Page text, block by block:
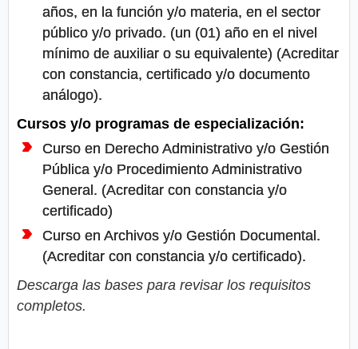
años, en la función y/o materia, en el sector
público y/o privado. (un (01) año en el nivel
mínimo de auxiliar o su equivalente) (Acreditar
con constancia, certificado y/o documento
análogo).
Cursos y/o programas de especialización:
Curso en Derecho Administrativo y/o Gestión
Pública y/o Procedimiento Administrativo
General. (Acreditar con constancia y/o
certificado)
Curso en Archivos y/o Gestión Documental.
(Acreditar con constancia y/o certificado).
Descarga las bases para revisar los requisitos
completos.